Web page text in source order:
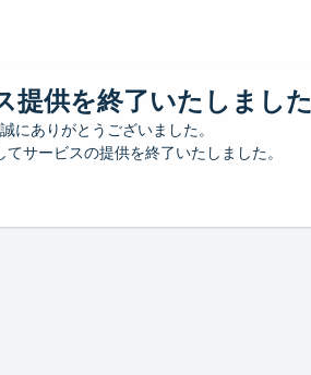
提供を終了いたしました
にありがとうございました。
サービスの提供を終了いたしました。